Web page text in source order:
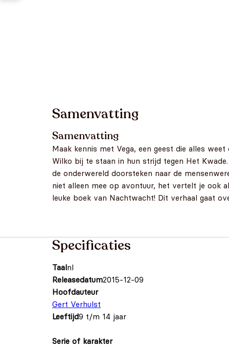
Samenvatting
Samenvatting
Maak kennis met Vega, een geest die alles
Wilko bij te staan in hun strijd tegen Het
de onderwereld doorsteken naar de
niet alleen mee op avontuur, het vertelt je ook
leuke boek van Nachtwacht! Dit verhaal gaat
Specificaties
Taalnl
Releasedatum2015-12-09
Hoofdauteur
Gert Verhulst
Leeftijd9 t/m 14 jaar
Serie of karakter